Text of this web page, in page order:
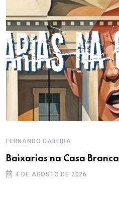
FERNANDO GABEIRA
Baixarias na Casa Branca
4 DE AGOSTO DE 2026